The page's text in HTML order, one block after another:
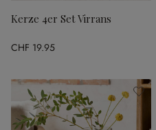
Kerze 4er Set Virrans
CHF 19.95